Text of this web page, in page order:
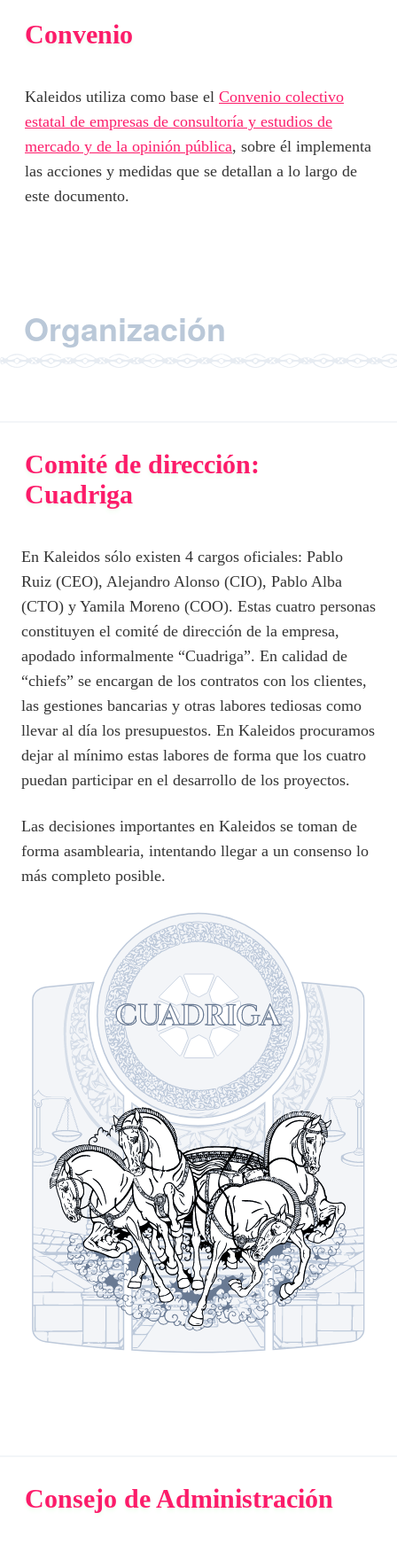
Convenio
Kaleidos utiliza como base el Convenio colectivo
estatal de empresas de consultoría y estudios de
mercado y de la opinión pública, sobre él implementa
las acciones y medidas que se detallan a lo largo de
este documento.
Organización
Comité de dirección:
Cuadriga
En Kaleidos sólo existen 4 cargos oficiales: Pablo
Ruiz (CEO), Alejandro Alonso (CIO), Pablo Alba
(CTO) y Yamila Moreno (COO). Estas cuatro personas
constituyen el comité de dirección de la empresa,
apodado informalmente “Cuadriga”. En calidad de
“chiefs” se encargan de los contratos con los clientes,
las gestiones bancarias y otras labores tediosas como
llevar al día los presupuestos. En Kaleidos procuramos
dejar al mínimo estas labores de forma que los cuatro
puedan participar en el desarrollo de los proyectos.
Las decisiones importantes en Kaleidos se toman de
forma asamblearia, intentando llegar a un consenso lo
más completo posible.
Consejo de Administración